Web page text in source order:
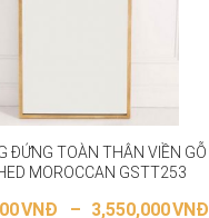
ĐỨNG TOÀN THÂN VIỀN GỖ
MOROCCAN GSTT253
VNĐ – 3,550,000VNĐ